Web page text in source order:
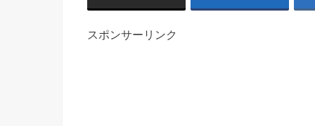
スポンサーリンク